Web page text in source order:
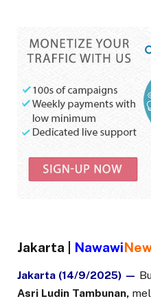
Jakarta | Nawawi
Jakarta (14/9/2025) —
Asri Ludin Tambunan,